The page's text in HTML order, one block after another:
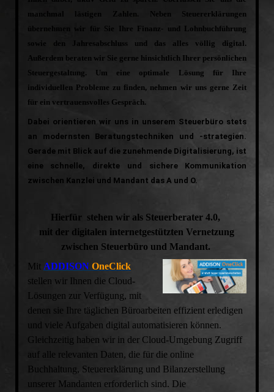
manchmal lästigen Zahlen. Neben Steuererklärungen
übernehmen wir für Sie Ihre Finanz- und Lohnbuchführung
sowie den Jahresabschluss und das alles völlig digital.
Außerdem beraten wir Sie gerne hinsichtlich Ihrer persönlichen
Steuergestaltung. Um eine optimale Lösung für Ihre
individuellen Probleme zu finden, nehmen wir uns gerne Zeit
für ein vertrauensvolles Gespräch.
Dabei orientieren wir uns in unserem Steuerbüro stets
an modernsten Beratungstechniken und -strategien.
Gerade mit Blick auf die zunehmende Digitalisierung, ist
eine schnelle, direkte und sichere Kommunikation
zwischen Kanzlei und Mandant das A und O.
Hierfür stehen wir als Steuerberater 4.0,
mit der digitalen internetgestützten Vernetzung
zwischen Steuerbüro und Mandant.
Mit ADDISON OneClick
stellen wir Ihnen die Cloud-
Lösungen zur Verfügung, mit
denen sie Ihre täglichen Büroarbeiten effizient erledigen
und viele Aufgaben digital automatisieren können.
Gleichzeitig haben wir in der Cloud-Umgebung Zugriff
auf alle relevanten Daten, die für die online
Buchhaltung, Steuererklärung und Bilanzerstellung
unserer Mandanten erforderlich sind. Die